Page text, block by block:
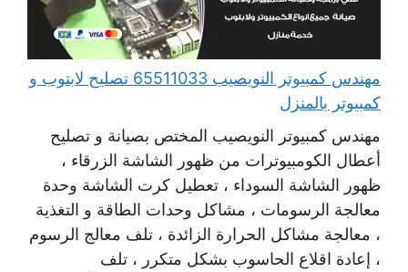
مهندس كمبيوتر النويصيب 65511033 تصليح لابتوب و
كمبيوتر بالمنزل
مهندس كمبيوتر النويصيب المختص بصيانة و تصليح
أعطال الكومبيوترات من ظهور الشاشة الزرقاء ،
ظهور الشاشة السوداء ، تعطيل كرت الشاشة وحدة
معالجة الرسومات ، مشاكل وحدات الطاقة و التغذية
، معالجة مشاكل الحرارة الزائدة ، تلف معالج الرسوم
، إعادة اقلاع الحاسوب بشكل متكرر ، تلف